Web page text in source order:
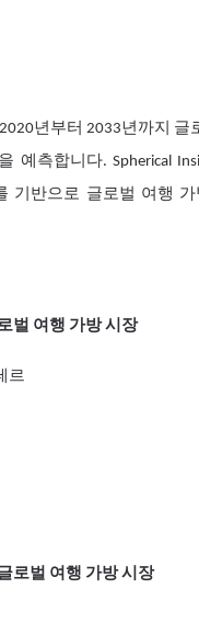
년부터 2033년까지 글
예측합니다. Spherical
기반으로 글로벌 여행 가
벌 여행 가방 시장
르
로벌 여행 가방 시장